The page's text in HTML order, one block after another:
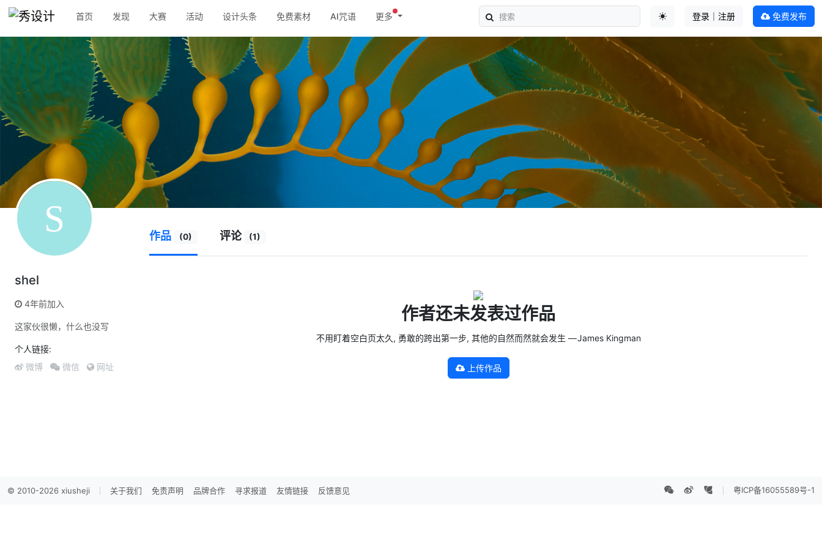
首页 发现 大赛 活动 设计头条 免费素材 AI咒语
更多
登录｜注册 免费发布
shel
4年前加入
这家伙很懒，什么也没写
个人链接:
微博 微信 网址
作品 (0) 评论 (1)
作者还未发表过作品
不用盯着空白页太久, 勇敢的跨出第一步, 其他的自然而然就会发生 — James Kingman
上传作品
© 2010-2026 xiusheji 关于我们 免责声明 品牌合作 寻求报道 友情链接 反馈意见 粤ICP备16055589号-1